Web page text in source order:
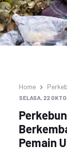
Home
SELASA, 22
Pemain